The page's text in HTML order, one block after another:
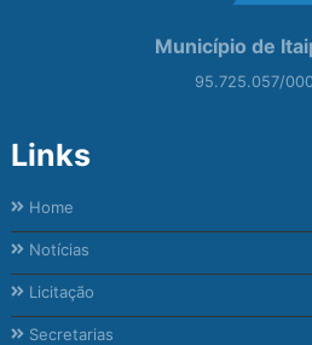
Município de
95.725.057/
Links
Home
Notícias
Licitação
Secretarias